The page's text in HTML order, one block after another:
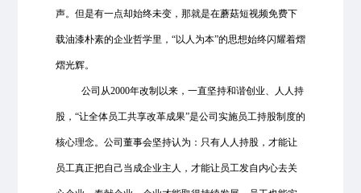
声。但是有一点却始终未变，那就是在蘑菇短视频免费下
载油漆朴素的企业哲学里，“以人为本”的思想始终闪耀着熠
熠光辉。
公司从2000年改制以来，一直坚持和谐创业、人人持
股，“让全体员工共享改革成果”是公司实施员工持股制度的
核心理念。公司董事会坚持认为：只有人人持股，才能让
员工真正把自己当成企业主人，才能让员工发自内心去关